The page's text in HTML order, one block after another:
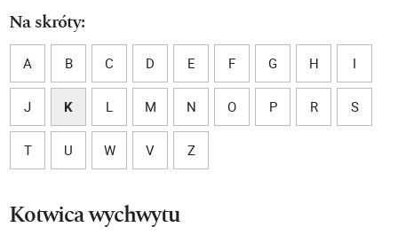
Na skróty:
A B C D E F G H I
J K L M N O P R S
T U W V Z
Kotwica wychwytu